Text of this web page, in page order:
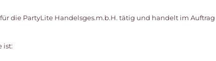
die PartyLite Handelsges.m.b.H. tätig und handelt im Auftrag
ist: